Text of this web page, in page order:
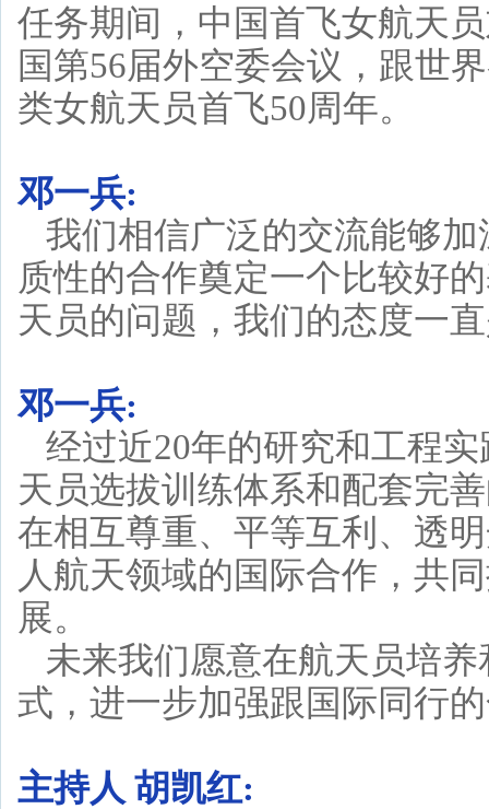
任务期间，中国首飞女航天
国第56届外空委会议，跟世
类女航天员首飞50周年。
邓一兵:
我们相信广泛的交流能够
质性的合作奠定一个比较好
天员的问题，我们的态度一
邓一兵:
经过近20年的研究和工程
天员选拔训练体系和配套完
在相互尊重、平等互利、透
人航天领域的国际合作，共
展。
未来我们愿意在航天员培
式，进一步加强跟国际同行
主持人 胡凯红: